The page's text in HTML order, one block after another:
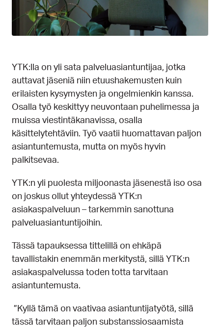
YTK:lla on yli sata palveluasiantuntijaa, jotka
auttavat jäseniä niin etuushakemusten kuin
erilaisten kysymysten ja ongelmienkin kanssa.
Osalla työ keskittyy neuvontaan puhelimessa ja
muissa viestintäkanavissa, osalla
käsittelytehtäviin. Työ vaatii huomattavan paljon
asiantuntemusta, mutta on myös hyvin
palkitsevaa.
YTK:n yli puolesta miljoonasta jäsenestä iso osa
on joskus ollut yhteydessä YTK:n
asiakaspalveluun – tarkemmin sanottuna
palveluasiantuntijoihin.
Tässä tapauksessa tittelillä on ehkäpä
tavallistakin enemmän merkitystä, sillä YTK:n
asiakaspalvelussa toden totta tarvitaan
asiantuntemusta.
”Kyllä tämä on vaativaa asiantuntijatyötä, sillä
tässä tarvitaan paljon substanssiosaamista